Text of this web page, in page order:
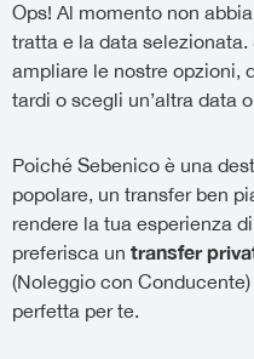
Ops! Al momento non
tratta e la data
ampliare le nostre opzioni,
tardi o scegli un’altra data
Poiché Sebenico è una
popolare, un transfer ben
rendere la tua esperienza
preferisca un transfer
(Noleggio con Conducente)
perfetta per te.